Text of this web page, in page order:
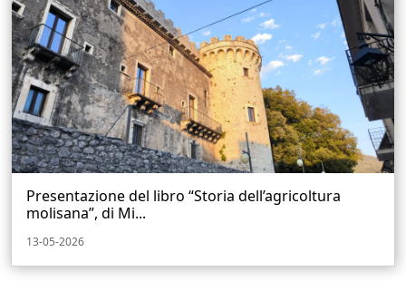
Presentazione del libro “Storia dell’agricoltura
molisana”, di Mi...
13-05-2026